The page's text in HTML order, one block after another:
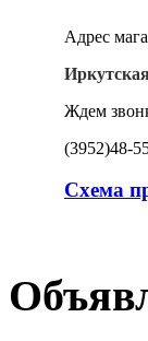
Адрес
Ждем
(3952)48-
Схема